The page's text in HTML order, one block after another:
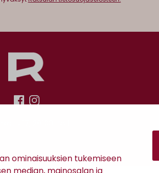
ominaisuuksien tukemiseen